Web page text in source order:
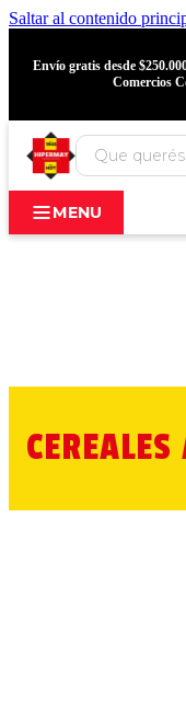
Saltar al contenido
Envío gratis desde
Comercios
MENU